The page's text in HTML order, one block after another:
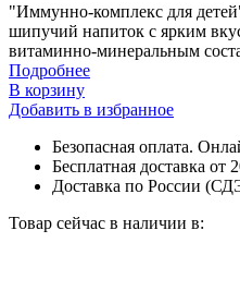
"Иммунно-комплекс для
шипучий напиток с ярким
витаминно-минеральным
Подробнее
В корзину
Добавить в избранное
Безопасная оплата.
Бесплатная доставка от
Доставка по России
Товар сейчас в наличии в: